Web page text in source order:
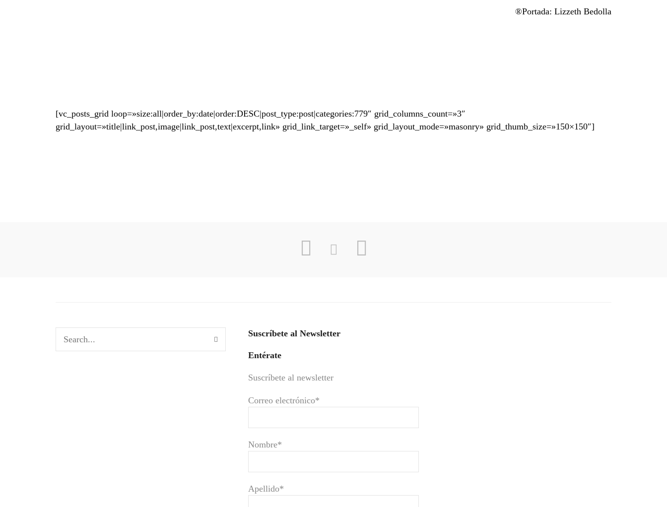
®Portada: Lizzeth Bedolla
[vc_posts_grid loop=»size:all|order_by:date|order:DESC|post_type:post|categories:779″ grid_columns_count=»3″
grid_layout=»title|link_post,image|link_post,text|excerpt,link» grid_link_target=»_self» grid_layout_mode=»masonry» grid_thumb_size=»150×150″]
Suscríbete al Newsletter
Entérate
Suscríbete al newsletter
Correo electrónico*
Nombre*
Apellido*